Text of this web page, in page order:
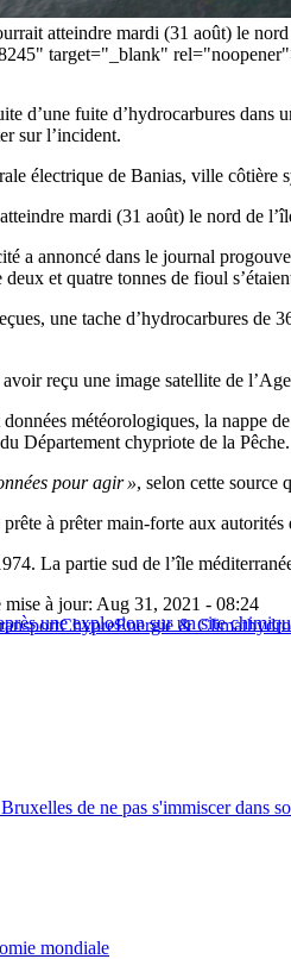
atteindre mardi (31 août) le
target="_blank"
d’une fuite d’hydrocarbures
sur l’incident.
électrique de Banias, ville côtière
mardi (31 août) le nord de
a annoncé dans le journal
et quatre tonnes de fioul
une tache d’hydrocarbures
reçu une image satellite de
météorologiques, la nappe
Département chypriote de la Pêche.
pour agir », selon cette source
à prêter main-forte aux
La partie sud de l’île
une explosion sur un site
mise à jour: Aug 31, 2021 - 08:24
ChypreEnergie & Climat
de ne pas s'immiscer dans
mondiale